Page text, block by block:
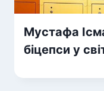
Мустафа
біцепси у